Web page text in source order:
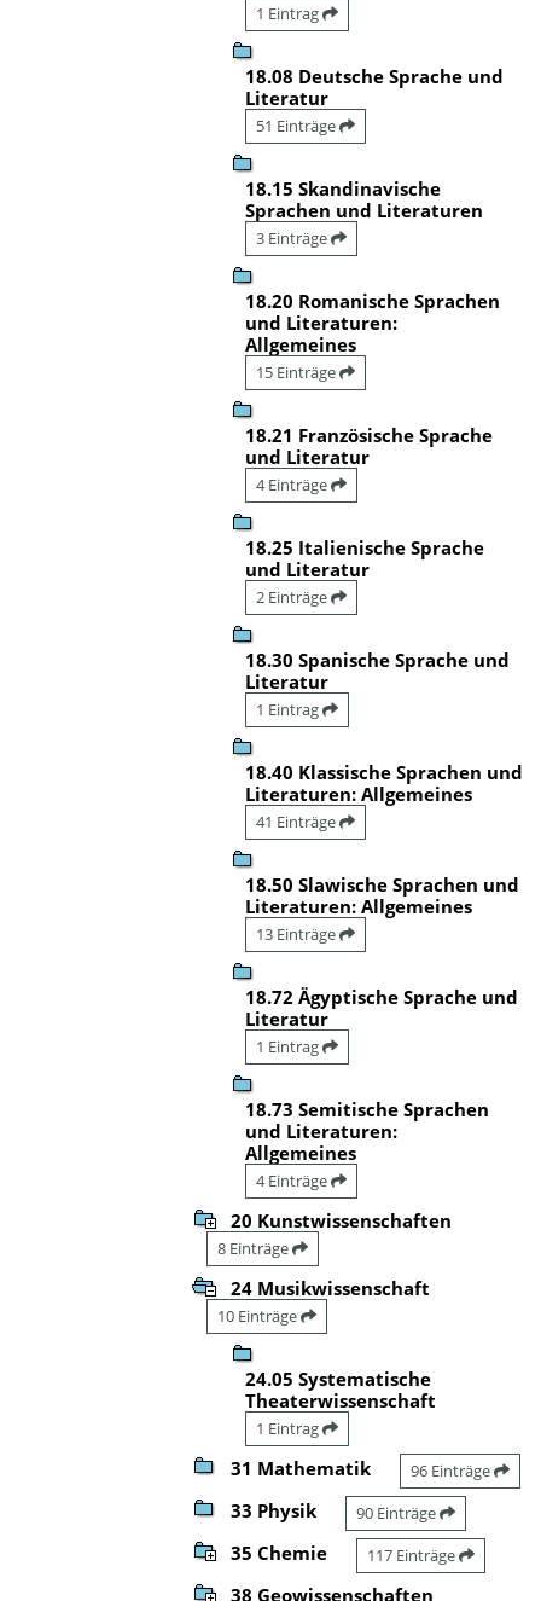
1 Eintrag
18.08 Deutsche Sprache und
Literatur
51 Einträge
18.15 Skandinavische
Sprachen und Literaturen
3 Einträge
18.20 Romanische Sprachen
und Literaturen:
Allgemeines
15 Einträge
18.21 Französische Sprache
und Literatur
4 Einträge
18.25 Italienische Sprache
und Literatur
2 Einträge
18.30 Spanische Sprache und
Literatur
1 Eintrag
18.40 Klassische Sprachen und
Literaturen: Allgemeines
41 Einträge
18.50 Slawische Sprachen und
Literaturen: Allgemeines
13 Einträge
18.72 Ägyptische Sprache und
Literatur
1 Eintrag
18.73 Semitische Sprachen
und Literaturen:
Allgemeines
4 Einträge
20 Kunstwissenschaften
8 Einträge
24 Musikwissenschaft
10 Einträge
24.05 Systematische
Theaterwissenschaft
1 Eintrag
31 Mathematik 96 Einträge
33 Physik 90 Einträge
35 Chemie 117 Einträge
38 Geowissenschaften